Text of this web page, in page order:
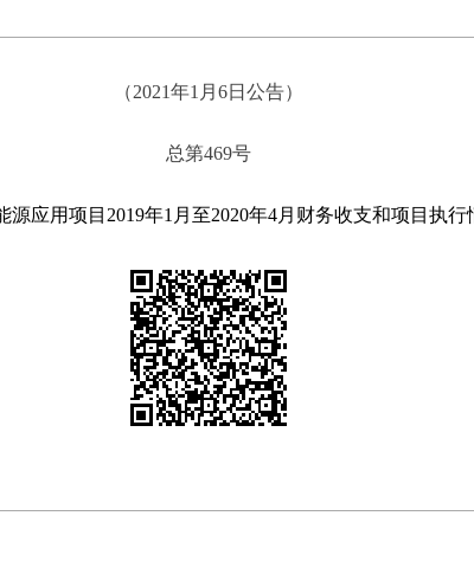
（2021年1月6日公告）
总第469号
应用项目2019年1月至2020年4月财务收支和项目执行